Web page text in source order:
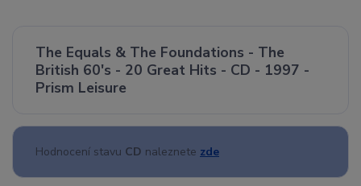
The Equals & The Foundations - The
British 60's - 20 Great Hits - CD - 1997 -
Prism Leisure
Hodnocení stavu CD naleznete zde